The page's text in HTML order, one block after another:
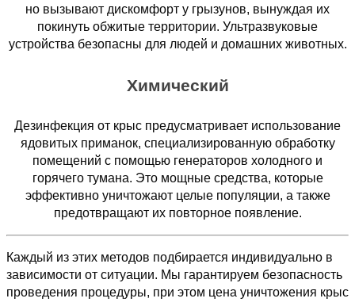
но вызывают дискомфорт у грызунов, вынуждая их
покинуть обжитые территории. Ультразвуковые
устройства безопасны для людей и домашних животных.
Химический
Дезинфекция от крыс предусматривает использование
ядовитых приманок, специализированную обработку
помещений с помощью генераторов холодного и
горячего тумана. Это мощные средства, которые
эффективно уничтожают целые популяции, а также
предотвращают их повторное появление.
Каждый из этих методов подбирается индивидуально в
зависимости от ситуации. Мы гарантируем безопасность
проведения процедуры, при этом цена уничтожения крыс